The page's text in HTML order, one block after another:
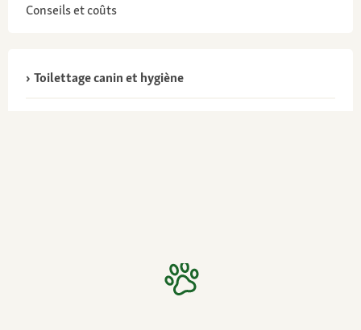
Conseils et coûts
Toilettage canin et hygiène